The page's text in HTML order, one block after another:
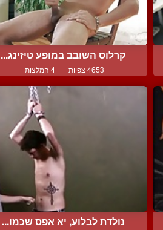
קרלוס השובב במופע טיזינג...
4653 צפיות | 4 המלצות
נולדת לבלוע, יא אפס שכמו...